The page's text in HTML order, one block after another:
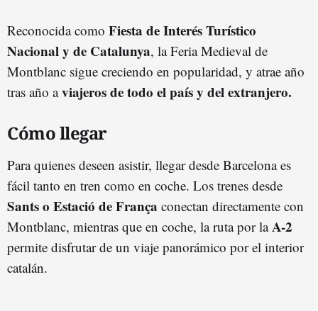
Reconocida como Fiesta de Interés Turístico
Nacional y de Catalunya, la Feria Medieval de
Montblanc sigue creciendo en popularidad, y atrae año
tras año aviajeros de todo el país y del extranjero.
Cómo llegar
Para quienes deseen asistir, llegar desde Barcelona es
fácil tanto en tren como en coche. Los trenes desde
Sants o Estació de França conectan directamente con
Montblanc, mientras que en coche, la ruta por laA-2
permite disfrutar de un viaje panorámico por el interior
catalán.